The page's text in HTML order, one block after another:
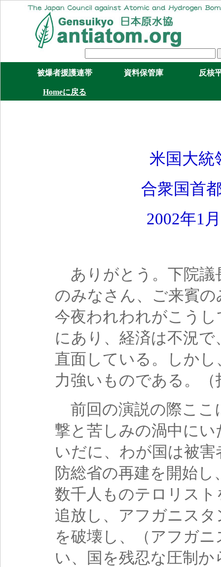
被爆者援護連帯 資料保管庫 反核
Homeに戻る
米国大
合衆国首
2002年1
ありがとう。下院議
のみなさん、ご来賓
今夜われわれがこう
にあり、経済は不況
直面している。しか
力強いものである。（
前回の演説の際ここ
撃と苦しみの渦中に
いだに、わが国は被
防総省の再建を開始
数千人ものテロリス
追放し、アフガニス
を破壊し、（アフガ
い、国を残忍な圧制